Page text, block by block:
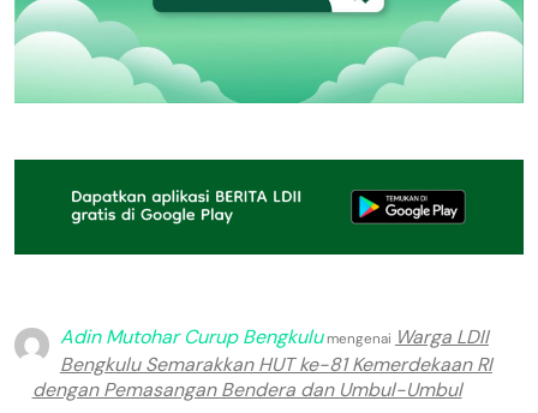
Adin Mutohar Curup Bengkulumengenai Warga LDII
Bengkulu Semarakkan HUT ke-81 Kemerdekaan RI
dengan Pemasangan Bendera dan Umbul-Umbul